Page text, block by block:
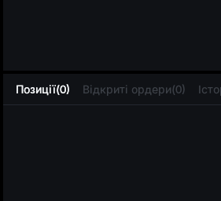
Позиції(0) Відкриті ордери(0)